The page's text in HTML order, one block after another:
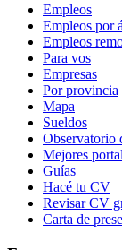
Empleos
Empleos por
Empleos
Para vos
Empresas
Por provincia
Mapa
Sueldos
Observatorio
Mejores
Guías
Hacé tu CV
Revisar CV
Carta de